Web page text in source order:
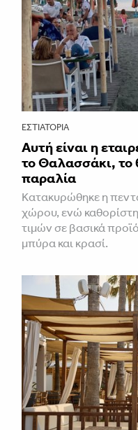
ΕΣΤΙΑΤΌΡΙΑ
Αυτή είναι η
το Θαλασσάκι, το
παραλία
Κατακυρώθηκε η
χώρου, ενώ
τιμών σε βασικά
μπύρα και κρασί.